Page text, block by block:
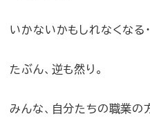
いかないかもしれなくなる・・
たぶん、逆も然り。
みんな、自分たちの職業の